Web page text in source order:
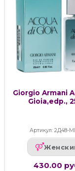
Giorgio Armani
Gioia,edp.,
Артикул: 2Д48-
430.00